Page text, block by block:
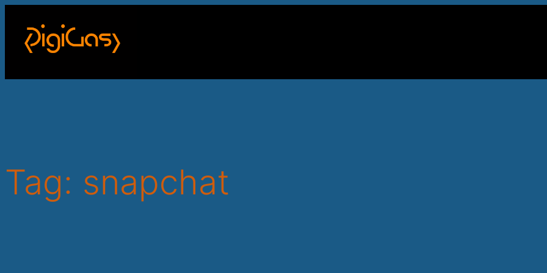
content
Tag: snapchat